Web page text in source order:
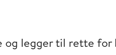
og legger til rette for